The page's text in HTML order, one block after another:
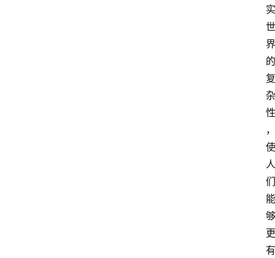
实
世
界
的
复
杂
性
，
使
人
们
能
够
更
有